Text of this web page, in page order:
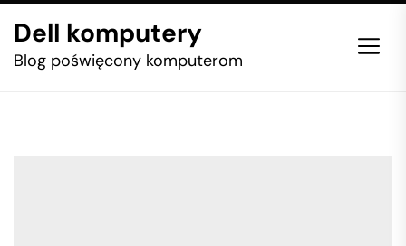
the
Dell komputery
Blog poświęcony komputerom